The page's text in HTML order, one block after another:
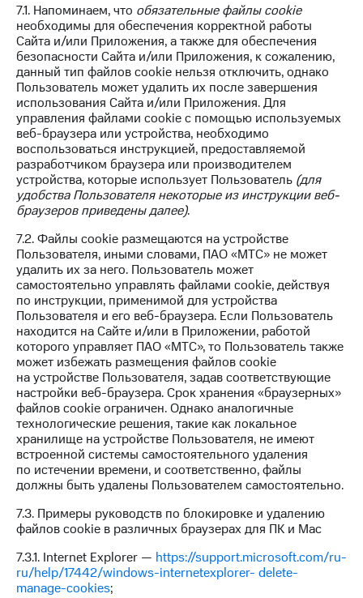
7.1. Напоминаем, что обязательные файлы cookie
необходимы для обеспечения корректной работы
Сайта и/или Приложения, а также для обеспечения
безопасности Сайта и/или Приложения, к сожалению,
данный тип файлов cookie нельзя отключить, однако
Пользователь может удалить их после завершения
использования Сайта и/или Приложения. Для
управления файлами cookie с помощью используемых
веб-браузера или устройства, необходимо
воспользоваться инструкцией, предоставляемой
разработчиком браузера или производителем
устройства, которые использует Пользователь (для
удобства Пользователя некоторые из инструкции веб-
браузеров приведены далее).
7.2. Файлы cookie размещаются на устройстве
Пользователя, иными словами, ПАО «МТС» не может
удалить их за него. Пользователь может
самостоятельно управлять файлами cookie, действуя
по инструкции, применимой для устройства
Пользователя и его веб-браузера. Если Пользователь
находится на Сайте и/или в Приложении, работой
которого управляет ПАО «МТС», то Пользователь также
может избежать размещения файлов cookie
на устройстве Пользователя, задав соответствующие
настройки веб-браузера. Срок хранения «браузерных»
файлов cookie ограничен. Однако аналогичные
технологические решения, такие как локальное
хранилище на устройстве Пользователя, не имеют
встроенной системы самостоятельного удаления
по истечении времени, и соответственно, файлы
должны быть удалены Пользователем самостоятельно.
7.3. Примеры руководств по блокировке и удалению
файлов cookie в различных браузерах для ПК и Mac
7.3.1. Internet Explorer — https://support.microsoft.com/ru-
ru/help/17442/windows-internetexplorer- delete-
manage-cookies;